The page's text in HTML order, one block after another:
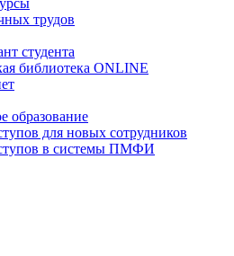
трудов
студента
библиотека ONLINE
образование
для новых сотрудников
в системы ПМФИ